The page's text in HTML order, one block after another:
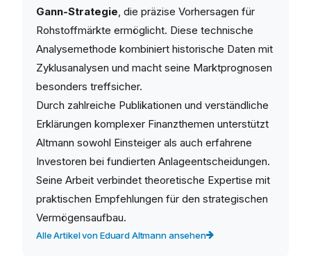
Gann-Strategie , die präzise Vorhersagen für
Rohstoffmärkte ermöglicht. Diese technische
Analysemethode kombiniert historische Daten mit
Zyklusanalysen und macht seine Marktprognosen
besonders treffsicher.
Durch zahlreiche Publikationen und verständliche
Erklärungen komplexer Finanzthemen unterstützt
Altmann sowohl Einsteiger als auch erfahrene
Investoren bei fundierten Anlageentscheidungen.
Seine Arbeit verbindet theoretische Expertise mit
praktischen Empfehlungen für den strategischen
Vermögensaufbau.
Alle Artikel von Eduard Altmann ansehen